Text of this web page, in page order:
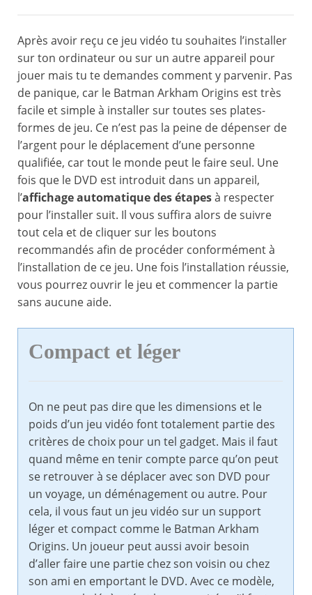
Après avoir reçu ce jeu vidéo tu souhaites l’installer
sur ton ordinateur ou sur un autre appareil pour
jouer mais tu te demandes comment y parvenir. Pas
de panique, car le Batman Arkham Origins est très
facile et simple à installer sur toutes ses plates-
formes de jeu. Ce n’est pas la peine de dépenser de
l’argent pour le déplacement d’une personne
qualifiée, car tout le monde peut le faire seul. Une
fois que le DVD est introduit dans un appareil,
l’affichage automatique des étapesà respecter
pour l’installer suit. Il vous suffira alors de suivre
tout cela et de cliquer sur les boutons
recommandés afin de procéder conformément à
l’installation de ce jeu. Une fois l’installation réussie,
vous pourrez ouvrir le jeu et commencer la partie
sans aucune aide.
Compact et léger
On ne peut pas dire que les dimensions et le
poids d’un jeu vidéo font totalement partie des
critères de choix pour un tel gadget. Mais il faut
quand même en tenir compte parce qu’on peut
se retrouver à se déplacer avec son DVD pour
un voyage, un déménagement ou autre. Pour
cela, il vous faut un jeu vidéo sur un support
léger et compact comme le Batman Arkham
Origins. Un joueur peut aussi avoir besoin
d’aller faire une partie chez son voisin ou chez
son ami en emportant le DVD. Avec ce modèle,